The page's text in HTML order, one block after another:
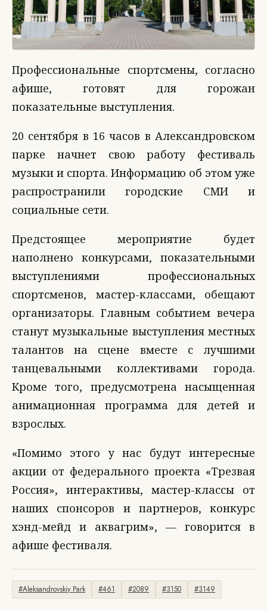
Профессиональные спортсмены, согласно
афише, готовят для горожан
показательные выступления.
20 сентября в 16 часов в Александровском
парке начнет свою работу фестиваль
музыки и спорта. Информацию об этом уже
распространили городские СМИ и
социальные сети.
Предстоящее мероприятие будет
наполнено конкурсами, показательными
выступлениями профессиональных
спортсменов, мастер-классами, обещают
организаторы. Главным событием вечера
станут музыкальные выступления местных
талантов на сцене вместе с лучшими
танцевальными коллективами города.
Кроме того, предусмотрена насыщенная
анимационная программа для детей и
взрослых.
«Помимо этого у нас будут интересные
акции от федерального проекта «Трезвая
Россия», интерактивы, мастер-классы от
наших спонсоров и партнеров, конкурс
хэнд-мейд и аквагрим», — говорится в
афише фестиваля.
#Aleksandrovskiy Park #461 #2089 #3150 #3149